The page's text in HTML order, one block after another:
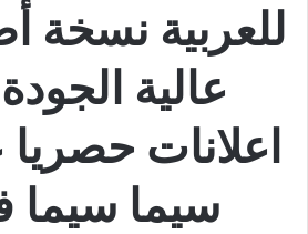
للعربية نسخة
عالية
اعلانات
سيما سيما